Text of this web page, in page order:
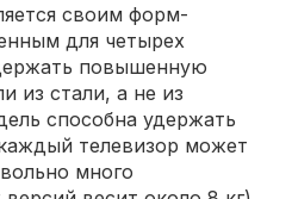
своим форм-
для четырех
повышенную
из стали, а не из
способна удержать
телевизор может
много